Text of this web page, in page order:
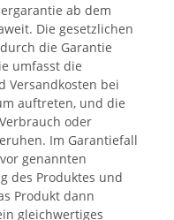
ab dem
Die gesetzlichen
die Garantie
umfasst die
Versandkosten bei
auftreten, und die
oder
Im Garantiefall
genannten
des Produktes und
Produkt dann
gleichwertiges